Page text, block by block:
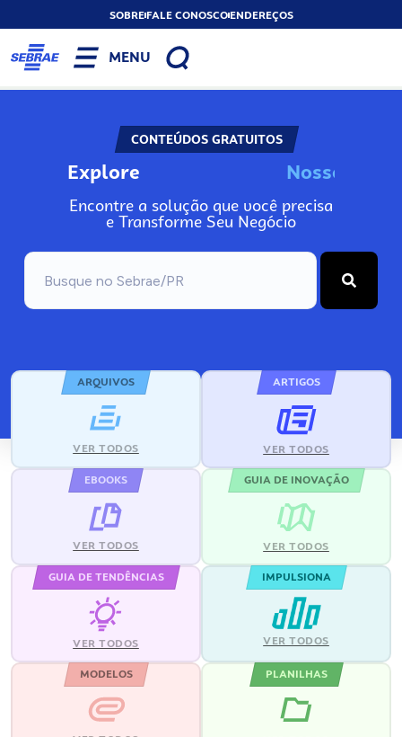
SOBREFALE CONOSCOENDEREÇOS
MENU
CONTEÚDOS GRATUITOS
Explore Nos
Encontre a solução que você precisa
e Transforme Seu Negócio
ARQUIVOS
VER TODOS
ARTIGOS
VER TODOS
EBOOKS
VER TODOS
GUIA DE INOVAÇÃO
VER TODOS
GUIA DE TENDÊNCIAS
VER TODOS
IMPULSIONA
VER TODOS
MODELOS PLANILHAS